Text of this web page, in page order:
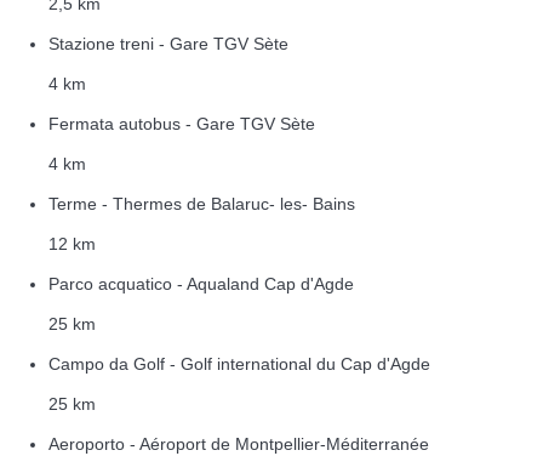
Stazione treni - Gare TGV Sète
4 km
Fermata autobus - Gare TGV Sète
4 km
Terme - Thermes de Balaruc- les- Bains
12 km
Parco acquatico - Aqualand Cap d'Agde
25 km
Campo da Golf - Golf international du Cap d'Agde
25 km
Aeroporto - Aéroport de Montpellier-Méditerranée